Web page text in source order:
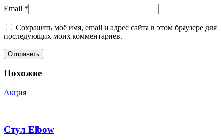
Email *
Сохранить моё имя, email и адрес сайта в этом браузере для
последующих моих комментариев.
Похожие
Акция
Стул Elbow